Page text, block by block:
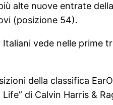
alte nuove entrate
(posizione 54).
vede nelle prime
della classifica
di Calvin Harris &